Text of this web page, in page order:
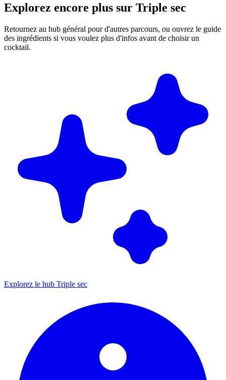
Explorez encore plus sur Triple sec
Retournez au hub général pour d'autres parcours, ou ouvrez le guide
des ingrédients si vous voulez plus d'infos avant de choisir un
cocktail.
Explorez le hub Triple sec